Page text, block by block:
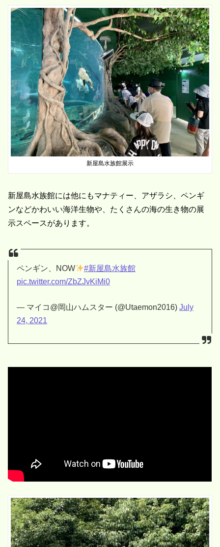
新屋島水族館展示
新屋島水族館には他にもマナティー、アザラシ、ペンギ
ンなどかわいい海洋生物や、たくさんの海の生き物の展
示スペースがあります。
ペンギン、NOW
#新屋島水族館
pic.twitter.com/ZbZJvKiMi0
— マイコ@岡山ハムスター (@Utaemon2016)July
24, 2021